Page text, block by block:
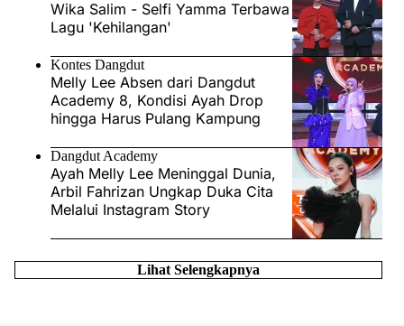
Wika Salim - Selfi Yamma Terbawa
Lagu 'Kehilangan'
Kontes Dangdut
Melly Lee Absen dari Dangdut
Academy 8, Kondisi Ayah Drop
hingga Harus Pulang Kampung
Dangdut Academy
Ayah Melly Lee Meninggal Dunia,
Arbil Fahrizan Ungkap Duka Cita
Melalui Instagram Story
Lihat Selengkapnya